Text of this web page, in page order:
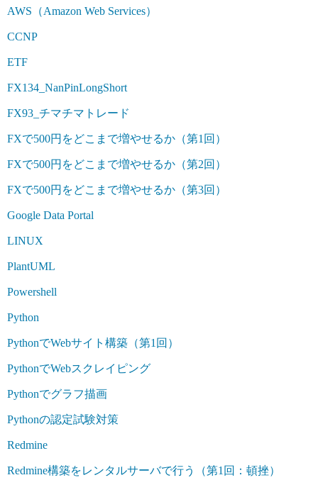
AWS（Amazon Web Services）
CCNP
ETF
FX134_NanPinLongShort
FX93_チマチマトレード
FXで500円をどこまで増やせるか（第1回）
FXで500円をどこまで増やせるか（第2回）
FXで500円をどこまで増やせるか（第3回）
Google Data Portal
LINUX
PlantUML
Powershell
Python
PythonでWebサイト構築（第1回）
PythonでWebスクレイピング
Pythonでグラフ描画
Pythonの認定試験対策
Redmine
Redmine構築をレンタルサーバで行う（第1回：頓挫）